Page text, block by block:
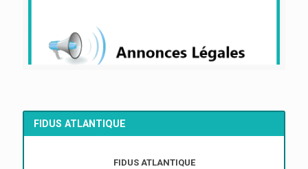
FIDUS ATLANTIQUE
FIDUS ATLANTIQUE